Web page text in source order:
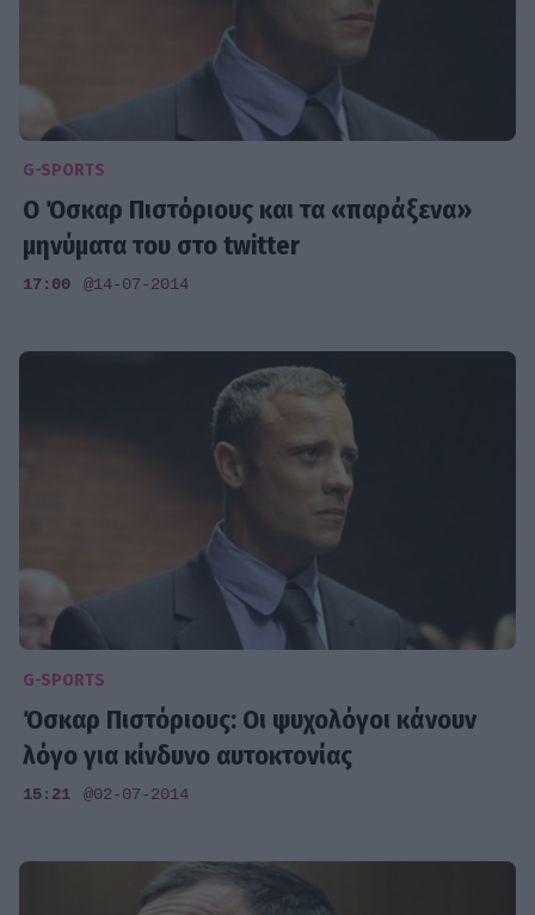
G-SPORTS
Ο Όσκαρ Πιστόριους και τα «παράξενα»
μηνύματα του στο twitter
17:00 @14-07-2014
G-SPORTS
Όσκαρ Πιστόριους: Οι ψυχολόγοι κάνουν
λόγο για κίνδυνο αυτοκτονίας
15:21 @02-07-2014